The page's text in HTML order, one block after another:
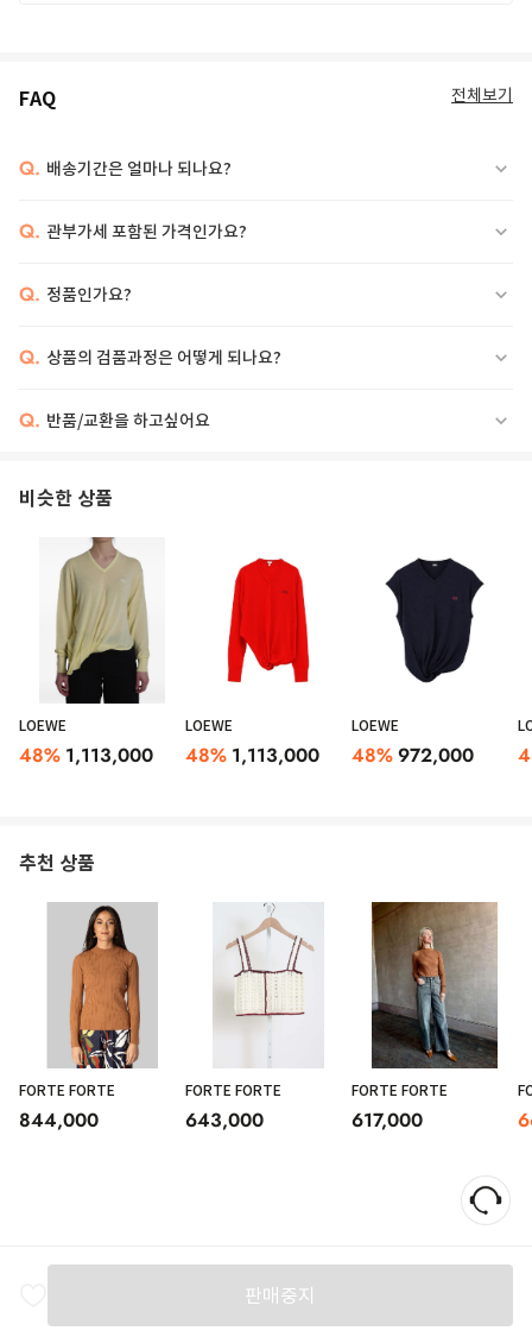
FAQ 전체보기
Q. 배송기간은 얼마나 되나요?
Q. 관부가세 포함된 가격인가요?
Q. 정품인가요?
Q. 상품의 검품과정은 어떻게 되나요?
Q. 반품/교환을 하고싶어요
비슷한 상품
LOEWE
48% 1,113,000
LOEWE
48% 1,113,000
LOEWE
48%972,000
추천 상품
FORTE FORTE
844,000
FORTE FORTE
643,000
FORTE FORTE
617,000
판매중지